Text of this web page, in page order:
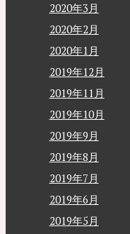
2020年3月
2020年2月
2020年1月
2019年12月
2019年11月
2019年10月
2019年9月
2019年8月
2019年7月
2019年6月
2019年5月